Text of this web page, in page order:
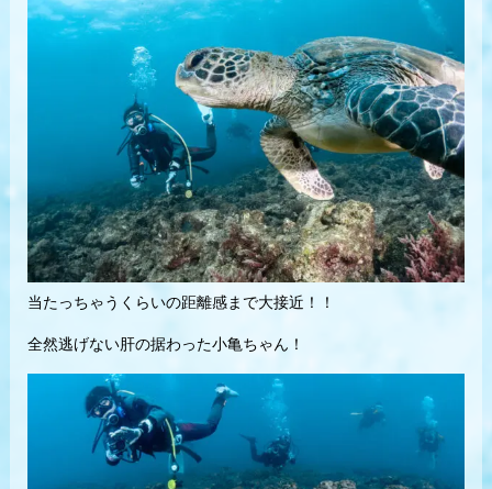
当たっちゃうくらいの距離感まで大接近！！
全然逃げない肝の据わった小亀ちゃん！